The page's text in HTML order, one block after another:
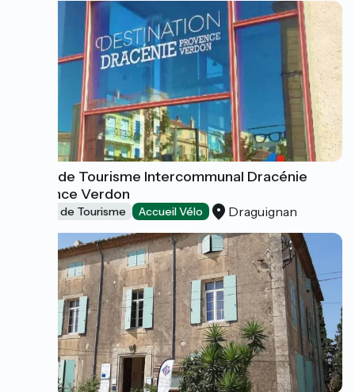
Office de Tourisme Intercommunal Dracénie
Provence Verdon
Offices de Tourisme Accueil Vélo Draguignan